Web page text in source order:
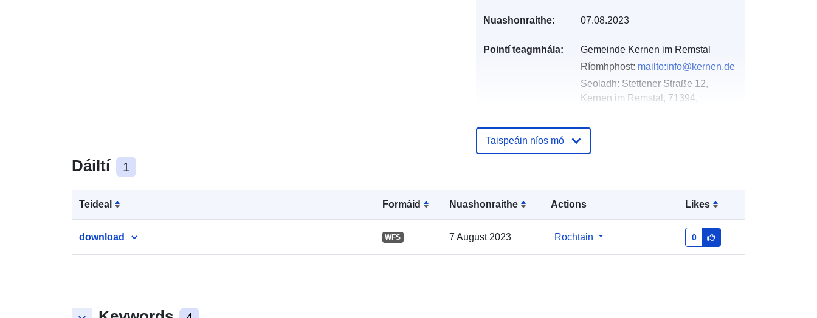
Dáiltí 1
Teideal Formáid Nuashonraithe Actions Likes
download WFS 7 August 2023 Rochtain 0
Nuashonraithe: 07.08.2023
Pointí teagmhála:
Gemeinde Kernen im Remstal
Ríomhphost: mailto:info@kernen.de
Seoladh: Stettener Straße 12,
Kernen im Remstal, 71394,
URL:
25 July 2026
Spásúil: Comhordanáidí:
48.8135046 ], [ 9.3286887,
Taispeáin níos mó